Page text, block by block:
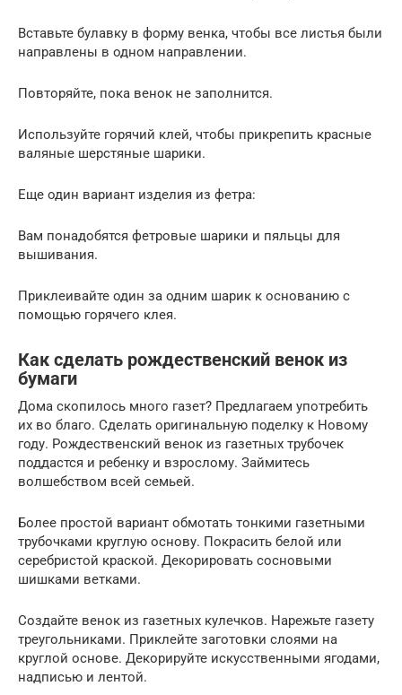
Вставьте булавку в форму венка, чтобы все листья были
направлены в одном направлении.
Повторяйте, пока венок не заполнится.
Используйте горячий клей, чтобы прикрепить красные
валяные шерстяные шарики.
Еще один вариант изделия из фетра:
Вам понадобятся фетровые шарики и пяльцы для
вышивания.
Приклеивайте один за одним шарик к основанию с
помощью горячего клея.
Как сделать рождественский венок из
бумаги
Дома скопилось много газет? Предлагаем употребить
их во благо. Сделать оригинальную поделку к Новому
году. Рождественский венок из газетных трубочек
поддастся и ребенку и взрослому. Займитесь
волшебством всей семьей.
Более простой вариант обмотать тонкими газетными
трубочками круглую основу. Покрасить белой или
серебристой краской. Декорировать сосновыми
шишками ветками.
Создайте венок из газетных кулечков. Нарежьте газету
треугольниками. Приклейте заготовки слоями на
круглой основе. Декорируйте искусственными ягодами,
надписью и лентой.